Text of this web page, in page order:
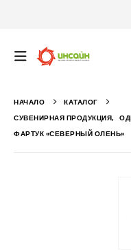
НАЧАЛО
КАТАЛОГ
СУВЕНИРНАЯ ПРОДУКЦИЯ,
ФАРТУК «СЕВЕРНЫЙ ОЛЕНЬ»